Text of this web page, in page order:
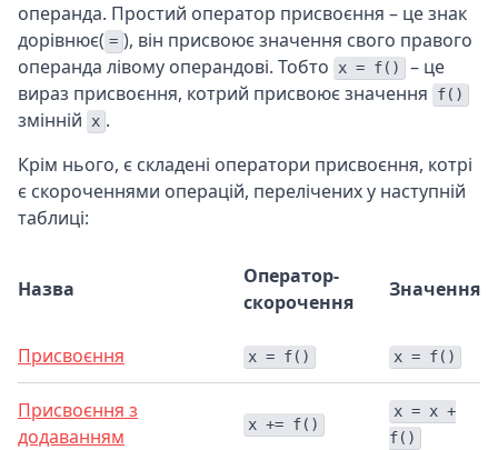
операнда. Простий оператор присвоєння – це знак
дорівнює( = ), він присвоює значення свого правого
операнда лівому операндові. Тобто
x = f()
– це
вираз присвоєння, котрий присвоює значення
f()
змінній x .
Крім нього, є складені оператори присвоєння, котрі
є скороченнями операцій, перелічених у наступній
таблиці:
Назва
Оператор-
скорочення
Значення
Присвоєння x = f() x = f()
Присвоєння з
додаванням
x += f()
x = x +
f()